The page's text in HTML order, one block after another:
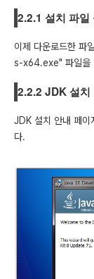
2.2.1 설치 파일
이제 다운로드한
s-x64.exe" 파일을
2.2.2 JDK 설치
JDK 설치 안내 페이
다.